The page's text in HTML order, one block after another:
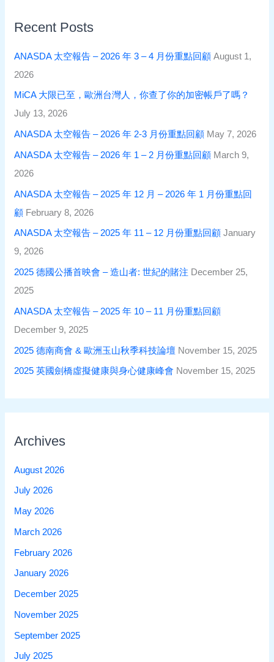
Recent Posts
ANASDA 太空報告 – 2026 年 3 – 4 月份重點回顧 August 1,
2026
MiCA 大限已至，歐洲台灣人，你查了你的加密帳戶了嗎？
July 13, 2026
ANASDA 太空報告 – 2026 年 2-3 月份重點回顧 May 7, 2026
ANASDA 太空報告 – 2026 年 1 – 2 月份重點回顧 March 9,
2026
ANASDA 太空報告 – 2025 年 12 月 – 2026 年 1 月份重點回
顧 February 8, 2026
ANASDA 太空報告 – 2025 年 11 – 12 月份重點回顧 January
9, 2026
2025 德國公播首映會 – 造山者: 世紀的賭注 December 25,
2025
ANASDA 太空報告 – 2025 年 10 – 11 月份重點回顧
December 9, 2025
2025 德南商會 & 歐洲玉山秋季科技論壇 November 15, 2025
2025 英國劍橋虛擬健康與身心健康峰會 November 15, 2025
Archives
August 2026
July 2026
May 2026
March 2026
February 2026
January 2026
December 2025
November 2025
September 2025
July 2025